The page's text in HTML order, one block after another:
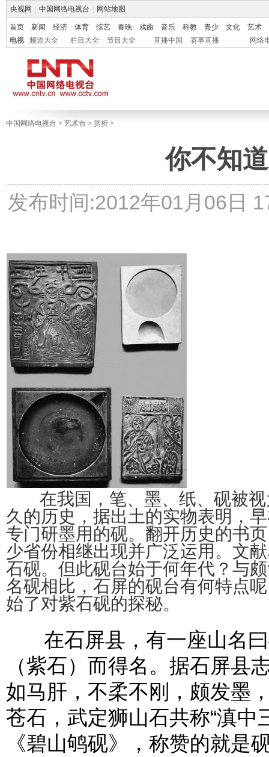
央视网 中国网络电视台 网站地图
首页 新闻 经济 体育 综艺 春晚 戏曲 音乐 科教 青少 文化
艺术
电视
频道大全 栏目大全 节目大全 直播中国 赛事直播 网络
中国网络电视台 > 艺术台 > 赏析 >
你不知
发布时间:2012年01月06日
在我国，笔、墨、纸、砚被视
久的历史，据出土的实物表明，
专门研墨用的砚。翻开历史的书
少省份相继出现并广泛运用。文
石砚。但此砚台始于何年代？与
名砚相比，石屏的砚台有何特点
始了对紫石砚的探秘。
在石屏县，有一座山名曰
（紫石）而得名。据石屏县
如马肝，不柔不刚，颇发墨
苍石，武定狮山石共称“滇中
《碧山鸲砚》，称赞的就是